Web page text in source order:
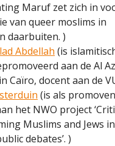
Maruf zet zich in
van queer moslims in
daarbuiten. )
Abdellah (is
aan de Al
Caïro, docent aan de
(is als
het NWO project
Muslims and Jews
debates’. )